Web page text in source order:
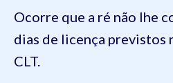
Ocorre que a ré não lhe
dias de licença previstos
CLT.